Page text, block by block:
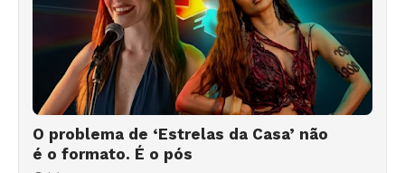
O problema de ‘Estrelas da Casa’ não
é o formato. É o pós